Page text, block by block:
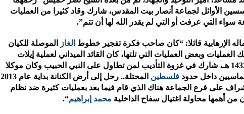
الأوائل لجماعة أنصار بيت المقدس، شارك وقاد كثيرا من العمليات
سواء التي عرفت أو التي لم يقدر الله لها أن تتم”.
الإرهابية قائلا: “كان صاحب فكرة تفجير خطوط الغاز
الموصلة للكيان
العمليات وبعض العمليات التي تلتها، كان القائد الميداني لعملية إيلات
الكبيرة في رمضان 1432 هـ، شارك في غزوة التأديب لمن تطاول على النبي الحبيب وكان موكلا
داخل حدودفلسطين
المحتلة.. رحل إلى أرض الكنانة بداية عام 2013
على فرع الجماعة هناك الذي قام فيما بعد بعمليات كثيرة ضد نظام
من أهمها محاولة اغتيال سفاح الداخلية محمد إبراهيم“.